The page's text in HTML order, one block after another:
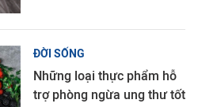
ĐỜI SỐNG
Những loại thực phẩm hỗ
trợ phòng ngừa ung thư tốt